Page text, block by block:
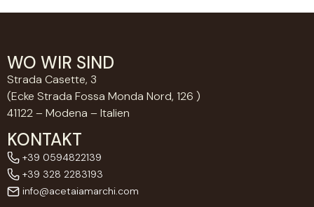
WO WIR SIND
Strada Casette, 3
(Ecke Strada Fossa Monda Nord, 126 )
41122 – Modena – Italien
KONTAKT
+39 0594822139
+39 328 2283193
info@acetaiamarchi.com